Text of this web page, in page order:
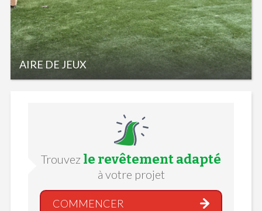
AIRE DE JEUX
Trouvez le revêtement adapté
à votre projet
COMMENCER